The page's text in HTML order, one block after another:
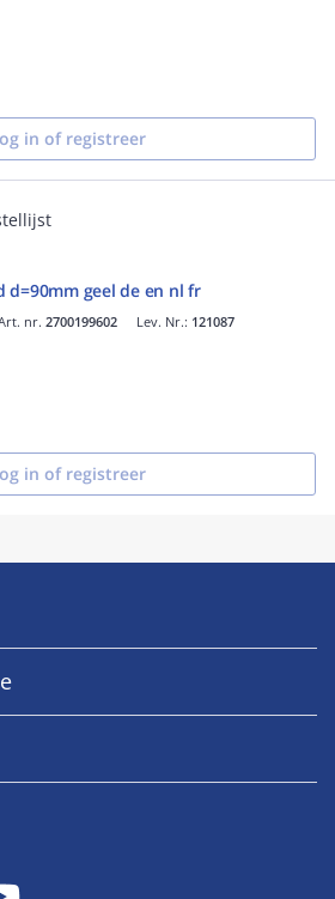
in of registreer
d=90mm geel de en nl fr
nr. 2700199602 Lev. Nr.: 121087
in of registreer